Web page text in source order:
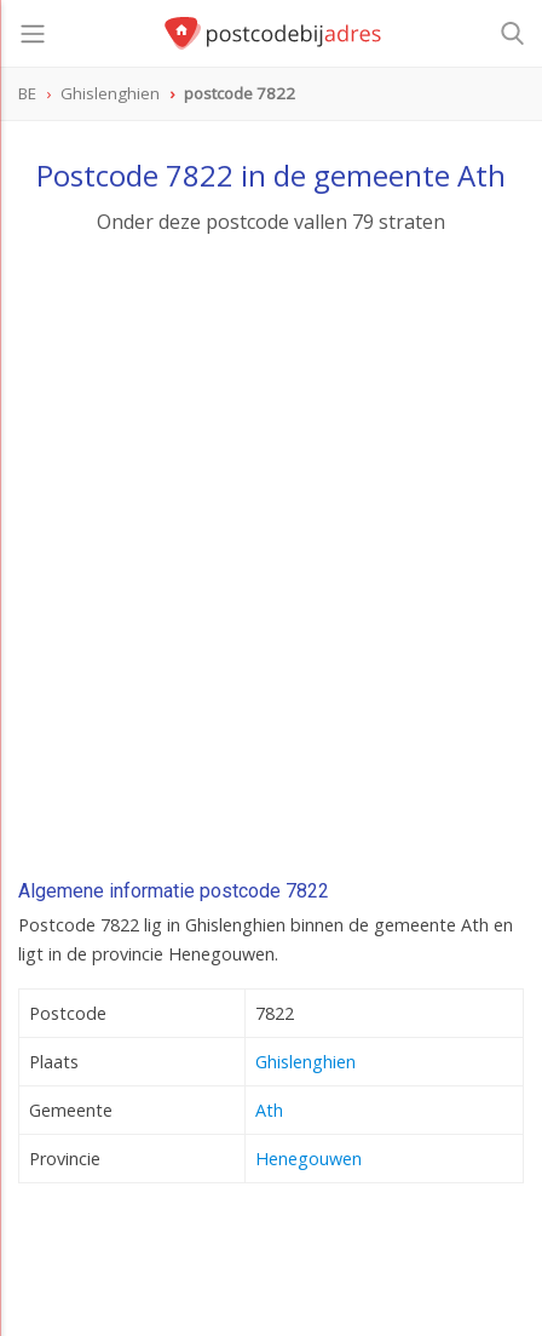
BE Ghislenghien postcode 7822
Postcode 7822 in de gemeente Ath
Onder deze postcode vallen 79 straten
Algemene informatie postcode 7822
Postcode 7822 lig in Ghislenghien binnen de gemeente Ath en
ligt in de provincie Henegouwen.
Postcode 7822
Plaats Ghislenghien
Gemeente Ath
Provincie Henegouwen